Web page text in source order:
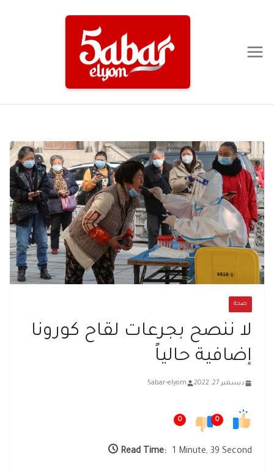
صحة
لا ننصح بجرعات لقاح كورونا
إضافية حالياً
ديسمبر 27, 2022 5abar-elyom
0
0
Read Time: 1 Minute, 39 Second